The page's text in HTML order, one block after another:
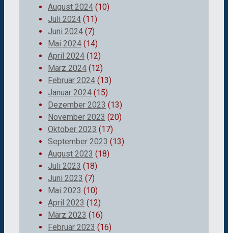
August 2024 (10)
Juli 2024 (11)
Juni 2024 (7)
Mai 2024 (14)
April 2024 (12)
März 2024 (12)
Februar 2024 (13)
Januar 2024 (15)
Dezember 2023 (13)
November 2023 (20)
Oktober 2023 (17)
September 2023 (13)
August 2023 (18)
Juli 2023 (18)
Juni 2023 (7)
Mai 2023 (10)
April 2023 (12)
März 2023 (16)
Februar 2023 (16)